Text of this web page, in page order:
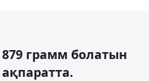
879 грамм болатын